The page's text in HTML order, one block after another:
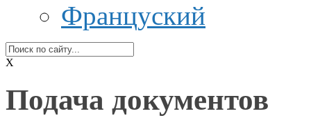
Француский
X
Подача документов